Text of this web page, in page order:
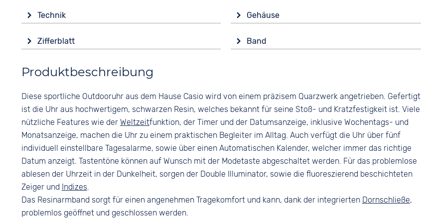
Technik
Batterie (Quarz)
Alarm
Datumsanzeige
Stoppuhr
Wochentagsanzeige
Zifferblattbeleuchtung
Wasserdicht
20 bar
Gehäuse
Mineralglas
Material
Kunststoff
Farbe
Schwarz
Zifferblatt
Ana-Digital
Schwarz
Ziffern
Keine
Band
Kunststoff
Bandschließe
Dornschließe
Produktbeschreibung
Diese sportliche Outdooruhr aus dem Hause Casio wird von einem präzisem Quarzwerk angetrieben. Gefertigt
ist die Uhr aus hochwertigem, schwarzen Resin, welches bekannt für seine Stoß- und Kratzfestigkeit ist. Viele
nützliche Features wie der Weltzeitfunktion, der Timer und der Datumsanzeige, inklusive Wochentags- und
Monatsanzeige, machen die Uhr zu einem praktischen Begleiter im Alltag. Auch verfügt die Uhr über fünf
individuell einstellbare Tagesalarme, sowie über einen Automatischen Kalender, welcher immer das richtige
Datum anzeigt. Tastentöne können auf Wunsch mit der Modetaste abgeschaltet werden. Für das problemlose
ablesen der Uhrzeit in der Dunkelheit, sorgen der Double Illuminator, sowie die fluoreszierend beschichteten
Zeiger und Indizes.
Das Resinarmband sorgt für einen angenehmen Tragekomfort und kann, dank der integrierten Dornschließe,
problemlos geöffnet und geschlossen werden.